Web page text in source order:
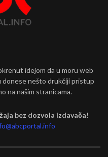
idejom da u moru web
donese nešto drukčiji pristup
na našim stranicama.
bez dozvola izdavača!